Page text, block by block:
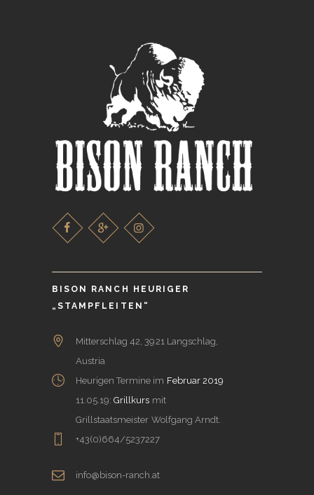
BISON RANCH HEURIGER
„STAMPFLEITEN“
Mitterschlag 42, 3921 Langschlag,
Austria
Heurigen Termine im Februar 2019
11.05.19:Grillkurs mit
Grillstaatsmeister Wolfgang Arndt.
+43(0)664/5237227
info@bison-ranch.at